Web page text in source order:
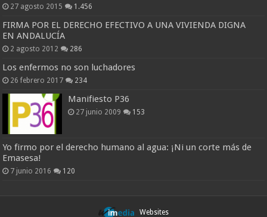
27 agosto 2015 1.456
FIRMA POR EL DERECHO EFECTIVO A UNA VIVIENDA DIGNA
EN ANDALUCÍA
2 agosto 2012 286
Los enfermos no son luchadores
26 febrero 2017 234
Manifiesto P36
27 junio 2009 153
Yo firmo por el derecho humano al agua: ¡Ni un corte más de
Emasesa!
7 junio 2016 120
Websites